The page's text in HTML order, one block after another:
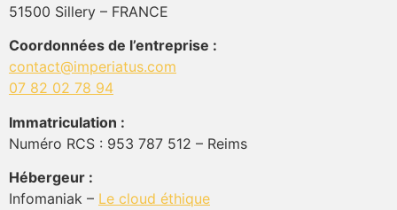
51500 Sillery – FRANCE
Coordonnées de l’entreprise :
contact@imperiatus.com
07 82 02 78 94
Immatriculation :
Numéro RCS : 953 787 512 – Reims
Hébergeur :
Infomaniak – Le cloud éthique